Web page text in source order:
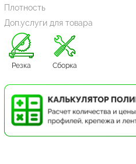
Плотность
Доп.услуги для товара
Резка Сборка